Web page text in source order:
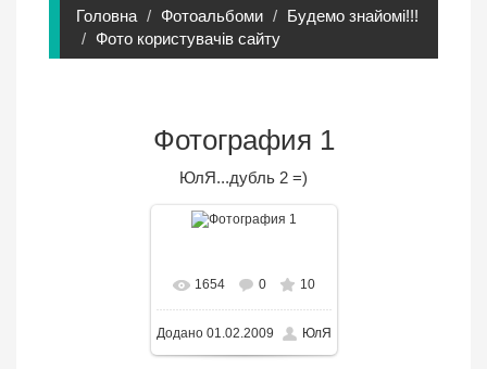
Головна Фотоальбоми
Будемо знайомі!!!
Фото користувачів сайту
Фотография 1
ЮлЯ...дубль 2 =)
1100x1466/ 212.8KB
1654 0 10
Додано01.02.2009 ЮлЯ